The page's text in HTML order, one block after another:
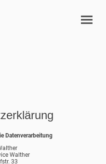
Datenverarbeitung
Walther
33